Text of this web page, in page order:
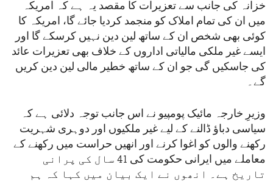
خزانہ کی جانب سے تعزیرات کا مقصد یہ ہے کہ امریکہ
میں ان کی تمام املاک کو منجمد کردیا جائے گا، امریکہ کا
کوئی بھی شخص ان کے ساتھ لین دین نہیں کرسکے گا اور
ایسے غیر ملکی مالیاتی اداروں کے خلاف بھی تعزیرات عائد
کی جاسکیں گی جو ان کے ساتھ خطیر مالی لین دین کریں
گے۔
وزیرِ خارجہ مائیک پومپیو نے اس جانب توجہ دلائی ہے کہ
سیاسی دباؤ ڈالنے کے لیے غیر ملکیوں اور دوہری شہریت
رکھنے والوں کو اغوا کرنے اور انھیں حراست میں رکھنے کے
معاملے میں ایرانی حکومت کی 41 سال کی پرانی
تاریخ ہے۔ انھوں نے ایک بیان میں کہا کہ ہم